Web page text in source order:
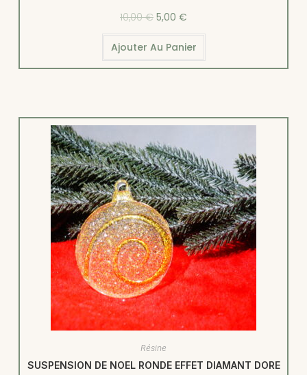
10,00€ 5,00 €
Ajouter Au Panier
Résine
SUSPENSION DE NOEL RONDE EFFET DIAMANT DORE